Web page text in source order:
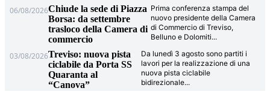
06/08/2026Chiude la sede di Piazza
Borsa: da settembre
trasloco della Camera di
commercio
Prima conferenza stampa del
nuovo presidente della Camera
di Commercio di Treviso,
Belluno e Dolomiti...
03/08/2026Treviso: nuova pista
ciclabile da Porta SS
Quaranta al
“Canova”
Da lunedì 3 agosto sono partiti i
lavori per la realizzazione di una
nuova pista ciclabile
bidirezionale...